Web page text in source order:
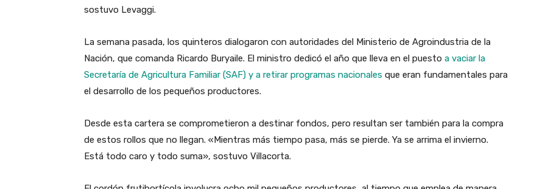
sostuvo Levaggi.
La semana pasada, los quinteros dialogaron con autoridades del Ministerio de Agroindustria de la
Nación, que comanda Ricardo Buryaile. El ministro dedicó el año que lleva en el puesto a vaciar la
Secretaría de Agricultura Familiar (SAF) y a retirar programas nacionales que eran fundamentales para
el desarrollo de los pequeños productores.
Desde esta cartera se comprometieron a destinar fondos, pero resultan ser también para la compra
de estos rollos que no llegan. «Mientras más tiempo pasa, más se pierde. Ya se arrima el invierno.
Está todo caro y todo suma», sostuvo Villacorta.